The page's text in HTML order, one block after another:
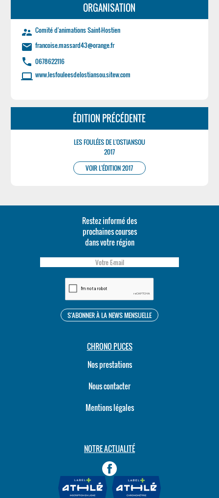
ORGANISATION
supervisor_account Comité d'animations Saint-Hostien
email francoise.massard43@orange.fr
phone 0678622116
laptop www.lesfouleesdelostiansou.sitew.com
ÉDITION PRÉCÉDENTE
LES FOULÉES DE L'OSTIANSOU
2017
VOIR L'ÉDITION 2017
Restez informé des
prochaines courses
dans votre région
CHRONO PUCES
Nos prestations
Nous contacter
Mentions légales
NOTRE ACTUALITÉ